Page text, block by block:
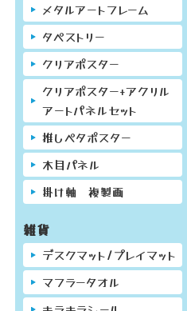
メタルアートフレーム
タペストリー
クリアポスター
クリアポスター+アクリル
アートパネルセット
推しペタポスター
木目パネル
掛け軸 複製画
雑貨
デスクマット/プレイマット
マフラータオル